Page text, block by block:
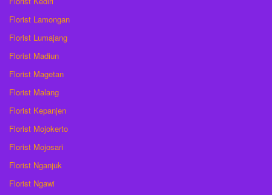
Florist Lamongan
Florist Lumajang
Florist Madiun
Florist Magetan
Florist Malang
Florist Kepanjen
Florist Mojokerto
Florist Mojosari
Florist Nganjuk
Florist Ngawi